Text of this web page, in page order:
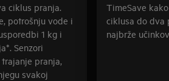
ciklus pranja.
potrošnju vode i
1 kg i
Senzori
pranja,
svakoj
TimeSave
ciklusa do dva
najbrže